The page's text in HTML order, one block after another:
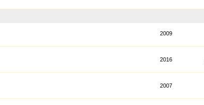
2009
2016
2007